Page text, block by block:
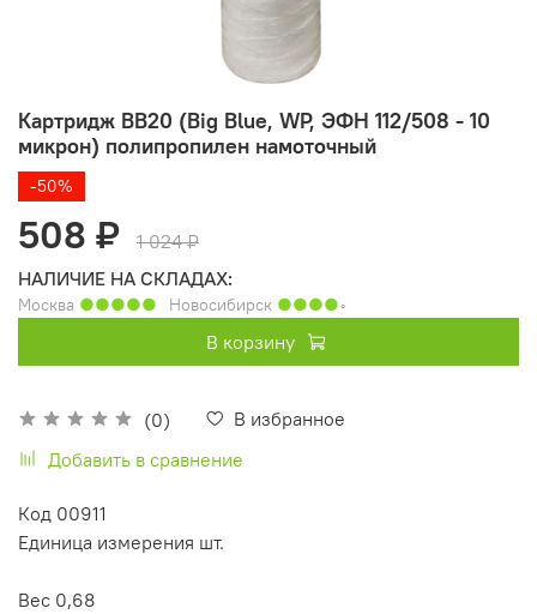
Картридж BB20 (Big Blue, WP, ЭФН 112/508 - 10
микрон) полипропилен намоточный
(0)
В избранное
Добавить в сравнение
-50%
508 ₽
1 024 ₽
НАЛИЧИЕ НА СКЛАДАХ:
Москва ●●●●● Новосибирск ●●●●◦
В корзину
Код 00911
Единица измерения шт.
Вес 0,68